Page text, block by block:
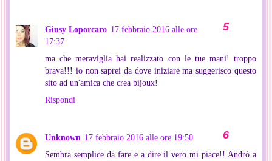
Giusy Loporcaro 17 febbraio 2016 alle ore
17:37
ma che meraviglia hai realizzato con le tue mani! troppo
brava!!! io non saprei da dove iniziare ma suggerisco questo
sito ad un'amica che crea bijoux!
Rispondi
Unknown 17 febbraio 2016 alle ore 19:50
Sembra semplice da fare e a dire il vero mi piace!! Andrò a